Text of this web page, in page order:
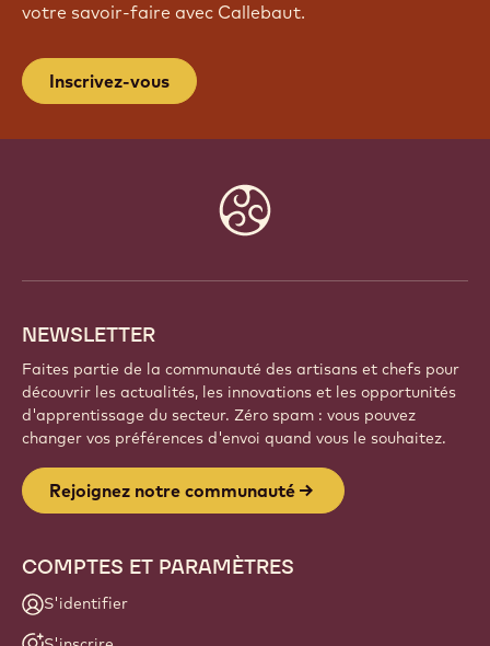
votre savoir-faire avec Callebaut.
Inscrivez-vous
NEWSLETTER
Faites partie de la communauté des artisans et chefs pour
découvrir les actualités, les innovations et les opportunités
d'apprentissage du secteur. Zéro spam : vous pouvez
changer vos préférences d'envoi quand vous le souhaitez.
Rejoignez notre communauté
COMPTES ET PARAMÈTRES
S'identifier